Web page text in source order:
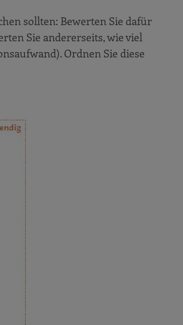
sollten: Bewerten Sie dafür
Sie andererseits, wie viel
Ordnen Sie diese